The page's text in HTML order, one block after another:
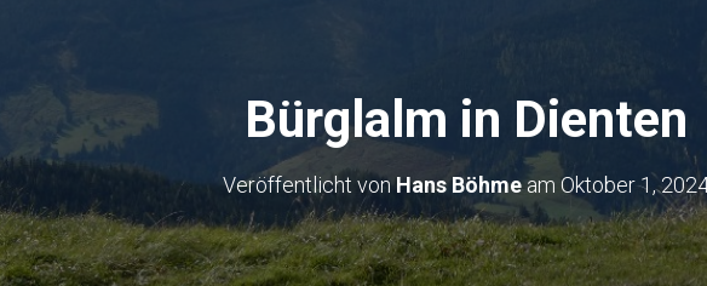
Bürglalm in Dienten
Veröffentlicht vonHans Böhmeam Oktober 1,